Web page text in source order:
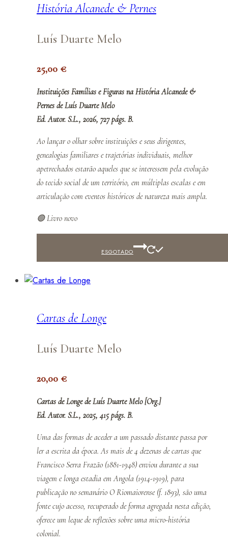
História Alcanede & Pernes
Luís Duarte Melo
25,00 €
Instituições Famílias e Figuras na História Alcanede &
Pernes de Luís Duarte Melo
Ed. Autor. S.L., 2026, 727 págs. B.
Ao lançar o olhar sobre instituições e seus dirigentes,
genealogias familiares e trajetórias individuais, melhor
apetrechados estarão aqueles que se interessem pela evolução
do tecido social de um território, em múltiplas escalas e em
articulação com eventos históricos de natureza mais ampla.
🟢 Livro novo
ESGOTADO
Cartas de Longe
Luís Duarte Melo
20,00 €
Cartas de Longe de Luís Duarte Melo [Org.]
Ed. Autor. S.L., 2025, 415 págs. B.
Uma das formas de aceder a um passado distante passa por
ler a escrita da época. As mais de 4 dezenas de cartas que
Francisco Serra Frazão (1881-1948) enviou durante a sua
viagem e longa estadia em Angola (1914-1919), para
publicação no semanário O Riomaiorense (f. 1893), são uma
fonte cujo acesso, recuperado de forma agregada nesta edição,
oferece um leque de reflexões sobre uma micro-história
colonial.